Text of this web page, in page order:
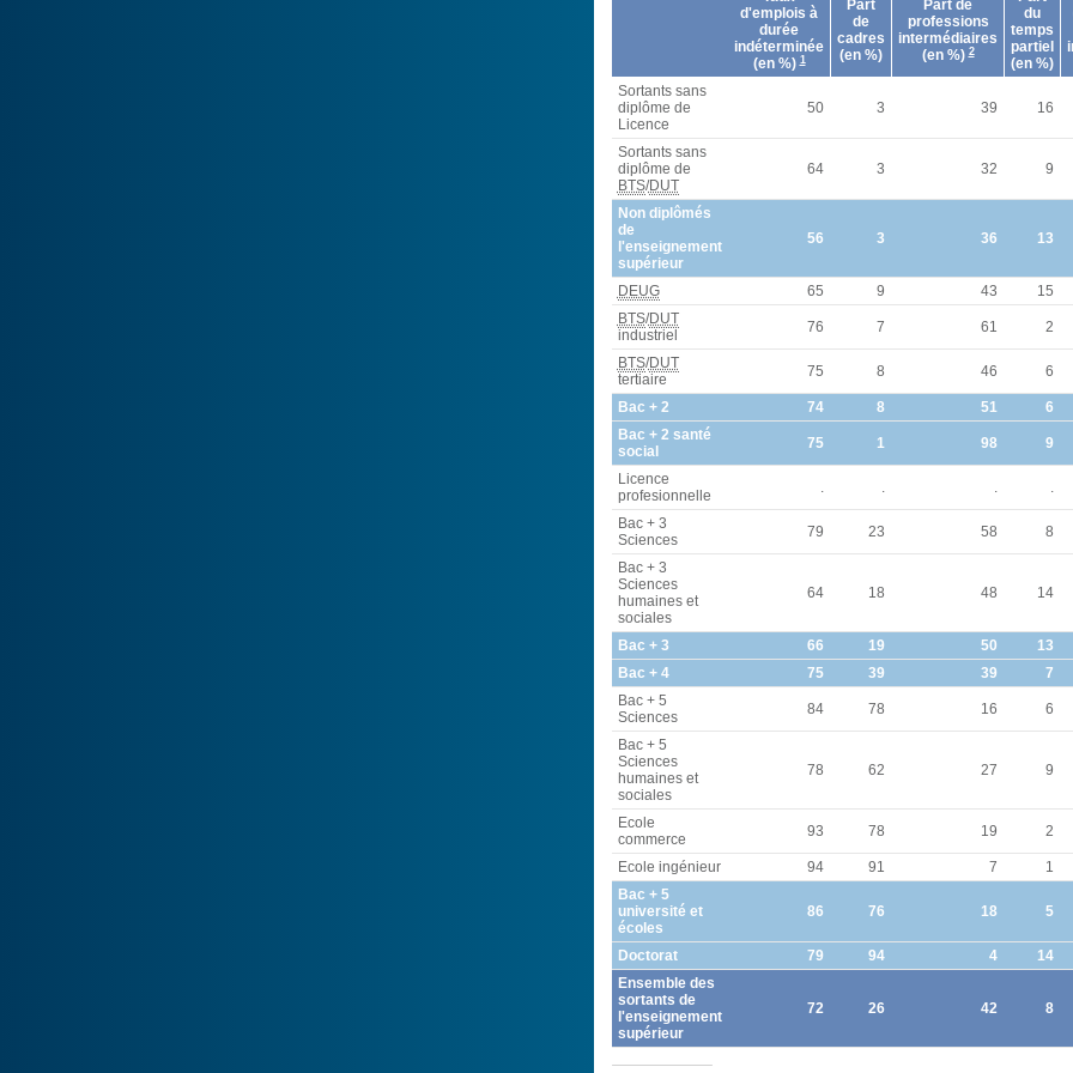
d'emplois à
durée
indéterminée
(en %)1
Part
de
cadres
(en %)
Part de
professions
intermédiaires
(en %)2
du
temps
partiel
(en %)
Sortants sans
diplôme de
Licence
50 3 39 16
Sortants sans
diplôme de
BTS/DUT
64 3 32 9
Non diplômés
de
l'enseignement
supérieur
56 3 36 13
DEUG 65 9 43 15
BTS/DUT
industriel
76 7 61 2
BTS/DUT
tertiaire
75 8 46 6
Bac + 2 74 8 51 6
Bac + 2 santé
social
75 1 98 9
Licence
profesionnelle
. . . .
Bac + 3
Sciences
79 23 58 8
Bac + 3
Sciences
humaines et
sociales
64 18 48 14
Bac + 3 66 19 50 13
Bac + 4
75 39 39 7
Bac + 5
Sciences
84 78 16 6
Bac + 5
Sciences
humaines et
sociales
78 62 27 9
Ecole
commerce
93 78 19 2
Ecole ingénieur 94 91 7 1
Bac + 5
université et
écoles
86 76 18 5
Doctorat 79 94 4 14
Ensemble des
sortants de
l'enseignement
supérieur
72 26 42 8